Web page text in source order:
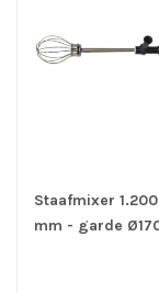
Staafmixer
mm - garde